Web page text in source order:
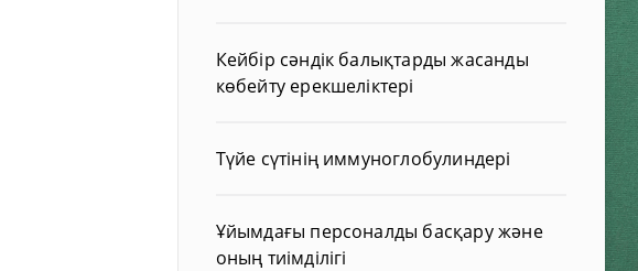
Кейбір сәндік балықтарды жасанды
көбейту ерекшеліктері
Түйе сүтінің иммуноглобулиндері
Ұйымдағы персоналды басқару және
оның тиімділігі